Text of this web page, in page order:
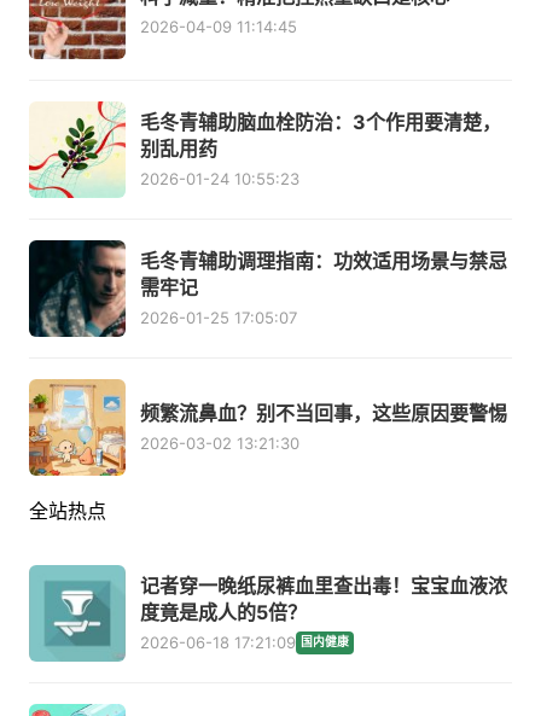
2026-04-09 11:14:45
毛冬青辅助脑血栓防治：3个作用要清楚，
别乱用药
2026-01-24 10:55:23
毛冬青辅助调理指南：功效适用场景与禁忌
需牢记
2026-01-25 17:05:07
频繁流鼻血？别不当回事，这些原因要警惕
2026-03-02 13:21:30
全站热点
记者穿一晚纸尿裤血里查出毒！宝宝血液浓
度竟是成人的5倍？
2026-06-18 17:21:09 国内健康